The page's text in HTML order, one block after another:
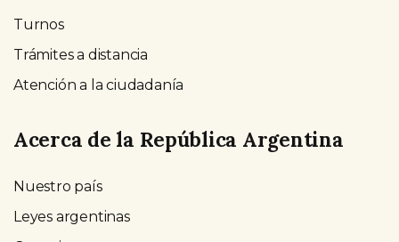
Turnos
Trámites a distancia
Atención a la ciudadanía
Acerca de la República Argentina
Nuestro país
Leyes argentinas